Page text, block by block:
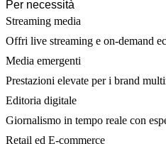
Per necessità
Streaming media
Offri live streaming e on-demand
Media emergenti
Prestazioni elevate per i brand
Editoria digitale
Giornalismo in tempo reale con
Retail ed E-commerce